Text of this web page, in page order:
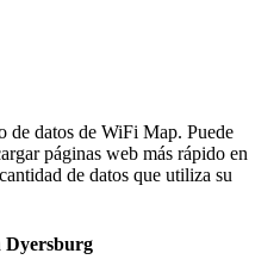
de datos de WiFi Map. Puede
páginas web más rápido en
de datos que utiliza su
Dyersburg